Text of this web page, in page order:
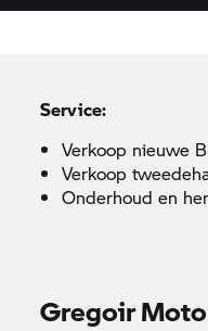
Service:
Verkoop nieuwe
Verkoop
Onderhoud en
Gregoir